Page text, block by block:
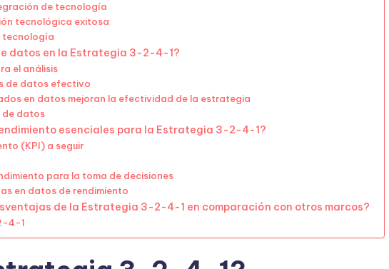
de tecnología
tecnológica exitosa
tecnología
datos en la Estrategia 3-2-4-1?
el análisis
de datos efectivo
en datos mejoran la efectividad de la estrategia
de datos
esenciales para la Estrategia 3-2-4-1?
(KPI) a seguir
para la toma de decisiones
en datos de rendimiento
de la Estrategia 3-2-4-1 en comparación con otros marcos?
4-1